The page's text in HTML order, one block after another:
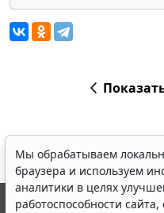
Мы обрабатываем
браузера и используем
аналитики в целях
работоспособности сайта,